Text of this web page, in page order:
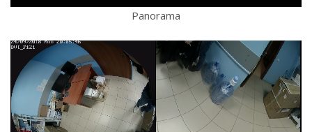
Panorama